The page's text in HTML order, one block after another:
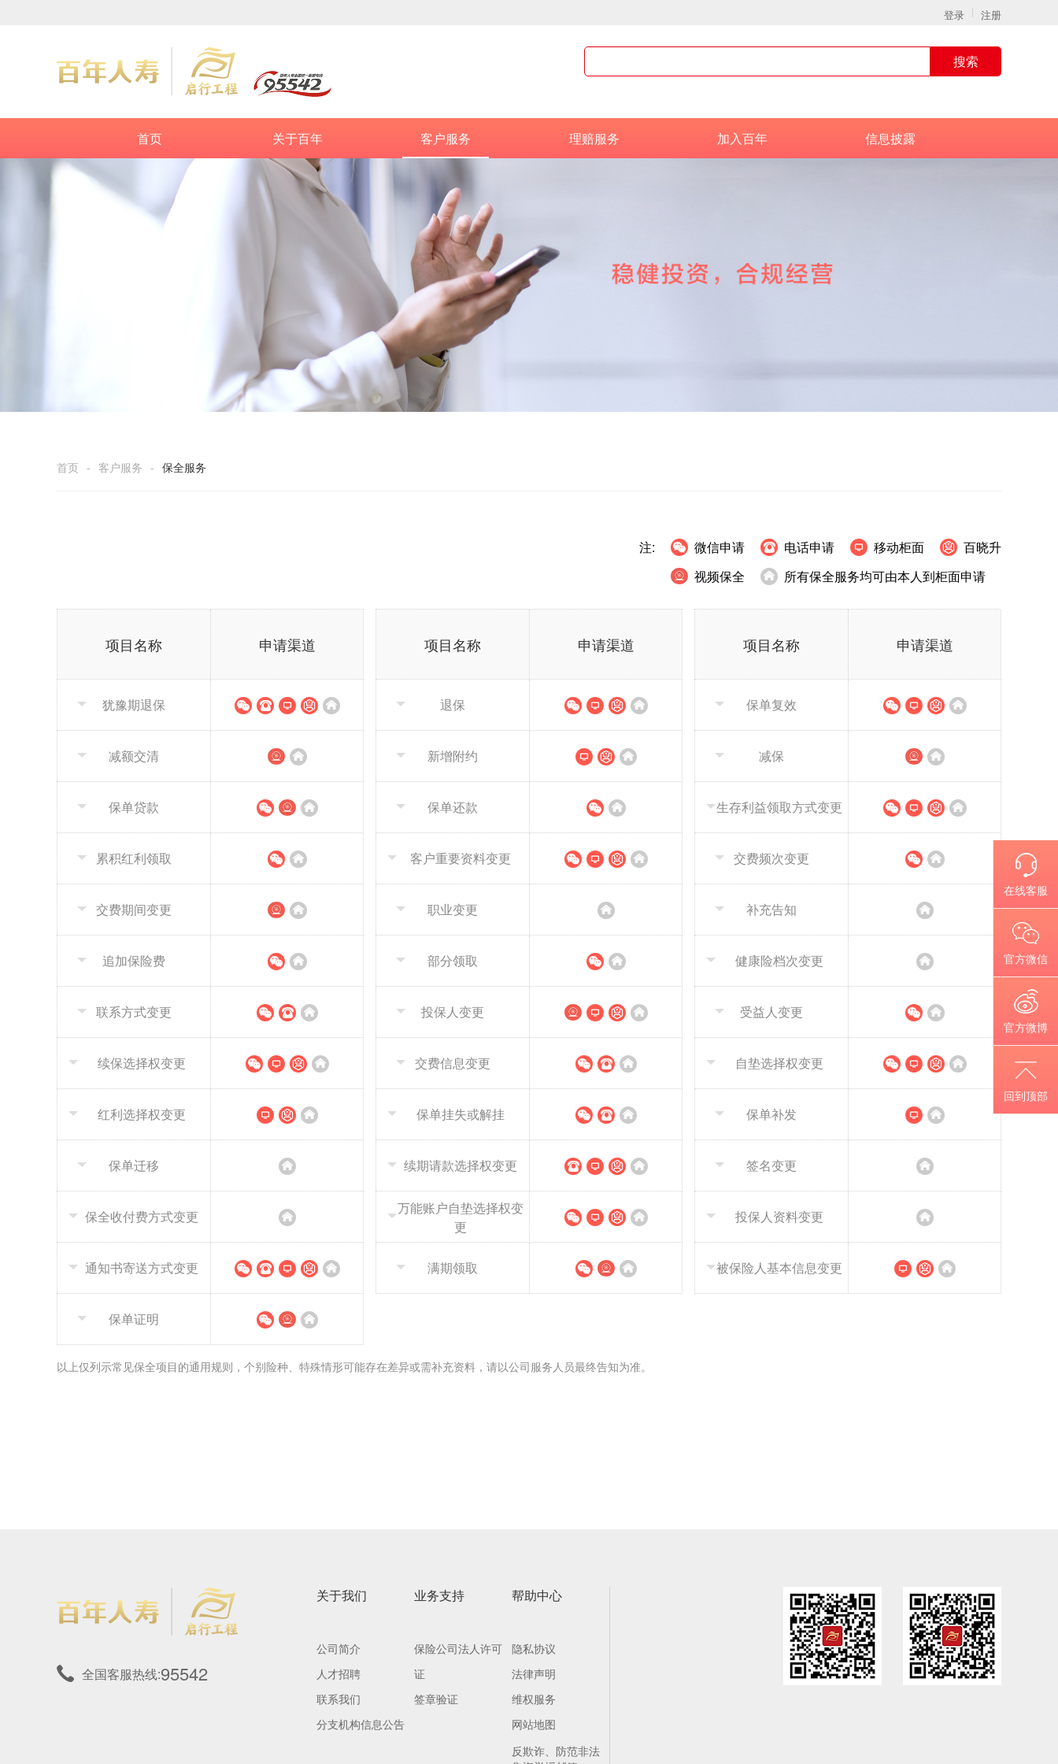
登录 注册
搜索
首页 关于百年 客户服务 理赔服务 加入百年 信息披露
首页 - 客户服务 - 保全服务
注: 微信申请 电话申请 移动柜面
百晓升
视频保全
所有保全服务均可由本人到柜面申请
项目名称 申请渠道 项目名称 申请渠道 项目名称 申请渠道
犹豫期退保 退保 保单复效
减额交清 新增附约 减保
保单贷款 保单还款 生存利益领取方式变更
累积红利领取 客户重要资料变更 交费频次变更
交费期间变更 职业变更 补充告知
追加保险费 部分领取 健康险档次变更
联系方式变更 投保人变更 受益人变更
续保选择权变更 交费信息变更 自垫选择权变更
红利选择权变更 保单挂失或解挂 保单补发
保单迁移 续期请款选择权变更 签名变更
保全收付费方式变更
万能账户自垫选择权变
更
投保人资料变更
通知书寄送方式变更 满期领取 被保险人基本信息变更
保单证明
以上仅列示常见保全项目的通用规则，个别险种、特殊情形可能存在差异或需补充资料，请以公司服务人员最终告知为准。
全国客服热线:95542
关于我们
公司简介
人才招聘
联系我们
分支机构信息公告
业务支持
保险公司法人许可
证
签章验证
帮助中心
隐私协议
法律声明
维权服务
网站地图
反欺诈、防范非法
在线客服
官方微信
官方微博
回到顶部